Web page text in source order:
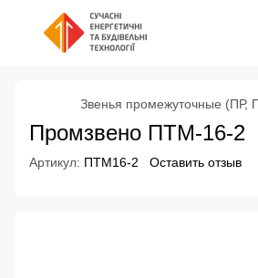
Звенья промежуточные
Промзвено ПТМ-16-2
Артикул: ПТМ16-2 Оставить отзыв